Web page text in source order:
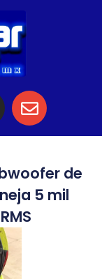
de
5 mil